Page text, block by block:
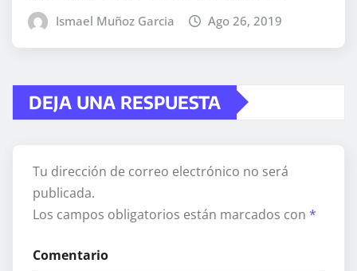
Ismael Muñoz Garcia Ago 26, 2019
DEJA UNA RESPUESTA
Tu dirección de correo electrónico no será
publicada.
Los campos obligatorios están marcados con *
Comentario